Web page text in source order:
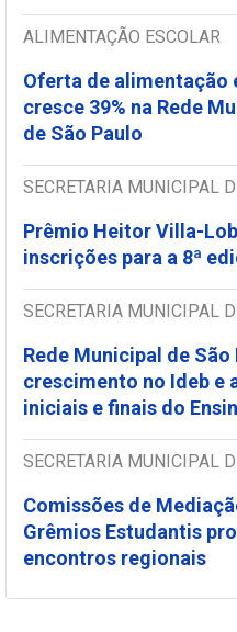
ALIMENTAÇÃO ESCOLAR
Oferta de alimentação
cresce 39% na Rede
de São Paulo
SECRETARIA MUNICIPAL
Prêmio Heitor Villa-
inscrições para a 8ª
SECRETARIA MUNICIPAL
Rede Municipal de
crescimento no Ideb e
iniciais e finais do
SECRETARIA MUNICIPAL
Comissões de
Grêmios Estudantis
encontros regionais